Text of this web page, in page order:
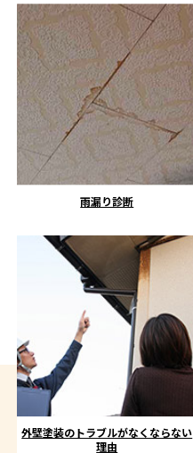
雨漏り診断
外壁塗装のトラブルがなくならない
理由